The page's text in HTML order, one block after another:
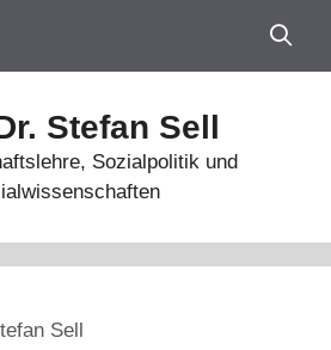
Stefan Sell
Sozialpolitik und
Sell